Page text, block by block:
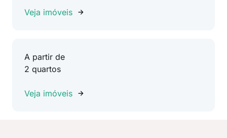
Veja imóveis
A partir de
2 quartos
Veja imóveis